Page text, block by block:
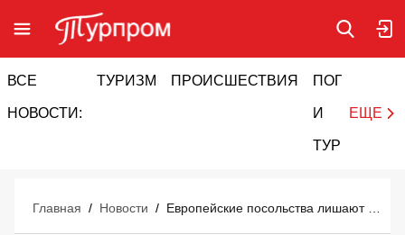
ВСЕ
НОВОСТИ:
ТУРИЗМ ПРОИСШЕСТВИЯ ПОГОДА
И
ТУРИЗМ
ЕЩЕ
Главная / Новости /